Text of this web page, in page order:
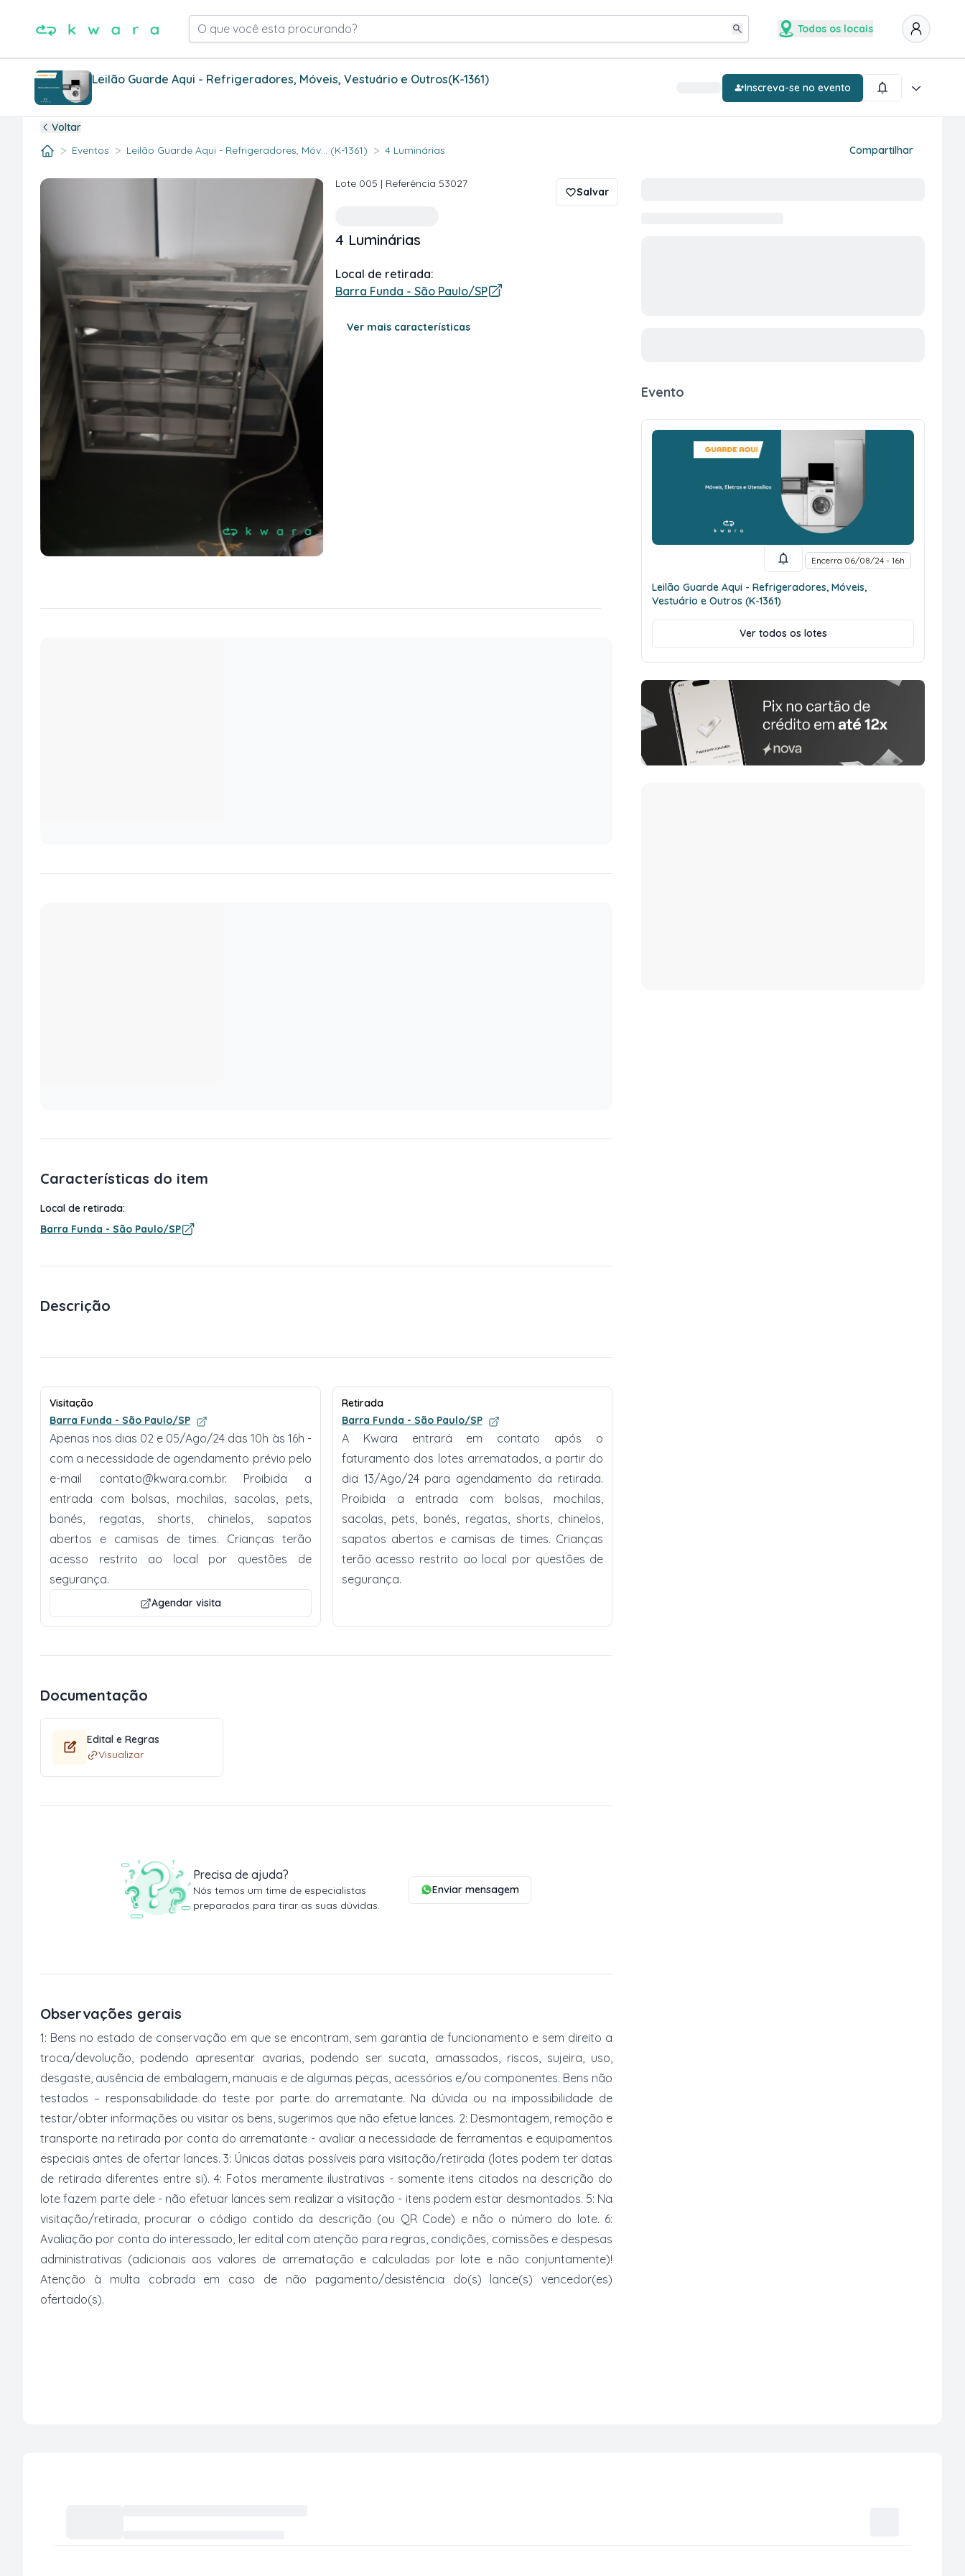
O que você esta procurando? Todos os locais
Leilão Guarde Aqui - Refrigeradores, Móveis, Vestuário e Outros(K-1361)
Inscreva-se no evento
Voltar
> Eventos > Leilão Guarde Aqui - Refrigeradores, Móv... (K-1361) > 4 Luminárias Compartilhar
Lote 005 | Referência 53027
Salvar
4 Luminárias
Local de retirada:
Barra Funda - São Paulo/SP
Ver mais características
Evento
Encerra 06/08/24 - 16h
Leilão Guarde Aqui - Refrigeradores, Móveis,
Vestuário e Outros (K-1361)
Ver todos os lotes
Características do item
Local de retirada:
Barra Funda - São Paulo/SP
Descrição
Visitação
Barra Funda - São Paulo/SP
Apenas nos dias 02 e 05/Ago/24 das 10h às 16h -
com a necessidade de agendamento prévio pelo
e-mail contato@kwara.com.br. Proibida a
entrada com bolsas, mochilas, sacolas, pets,
bonés, regatas, shorts, chinelos, sapatos
abertos e camisas de times. Crianças terão
acesso restrito ao local por questões de
segurança.
Agendar visita
Retirada
Barra Funda - São Paulo/SP
A Kwara entrará em contato após o
faturamento dos lotes arrematados, a partir do
dia 13/Ago/24 para agendamento da retirada.
Proibida a entrada com bolsas, mochilas,
sacolas, pets, bonés, regatas, shorts, chinelos,
sapatos abertos e camisas de times. Crianças
terão acesso restrito ao local por questões de
segurança.
Documentação
Edital e Regras
Visualizar
Precisa de ajuda?
Nós temos um time de especialistas
preparados para tirar as suas dúvidas.
Enviar mensagem
Observações gerais
1: Bens no estado de conservação em que se encontram, sem garantia de funcionamento e sem direito a
troca/devolução, podendo apresentar avarias, podendo ser sucata, amassados, riscos, sujeira, uso,
desgaste, ausência de embalagem, manuais e de algumas peças, acessórios e/ou componentes. Bens não
testados – responsabilidade do teste por parte do arrematante. Na dúvida ou na impossibilidade de
testar/obter informações ou visitar os bens, sugerimos que não efetue lances. 2: Desmontagem, remoção e
transporte na retirada por conta do arrematante - avaliar a necessidade de ferramentas e equipamentos
especiais antes de ofertar lances. 3: Únicas datas possíveis para visitação/retirada (lotes podem ter datas
de retirada diferentes entre si). 4: Fotos meramente ilustrativas - somente itens citados na descrição do
lote fazem parte dele - não efetuar lances sem realizar a visitação - itens podem estar desmontados. 5: Na
visitação/retirada, procurar o código contido da descrição (ou QR Code) e não o número do lote. 6:
Avaliação por conta do interessado, ler edital com atenção para regras, condições, comissões e despesas
administrativas (adicionais aos valores de arrematação e calculadas por lote e não conjuntamente)!
Atenção à multa cobrada em caso de não pagamento/desistência do(s) lance(s) vencedor(es)
ofertado(s).